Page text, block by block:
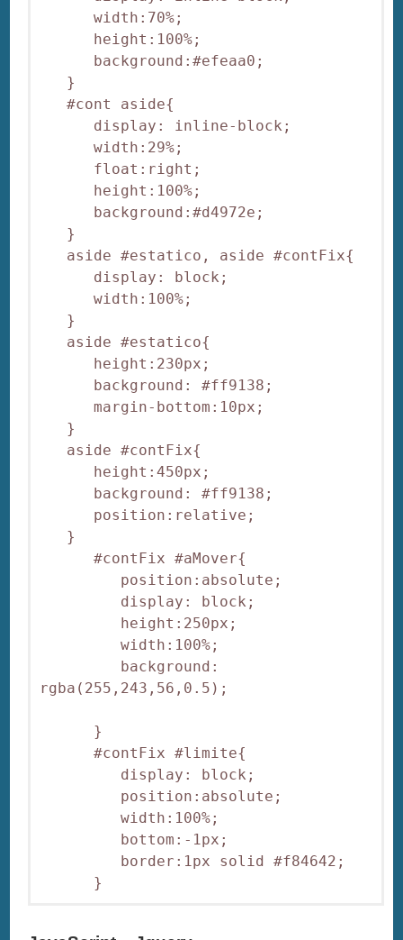
width:70%;
height:100%;
background:#efeaa0;
}
#cont aside{
display: inline-block;
width:29%;
float:right;
height:100%;
background:#d4972e;
}
aside #estatico, aside #contFix{
display: block;
width:100%;
}
aside #estatico{
height:230px;
background: #ff9138;
margin-bottom:10px;
}
aside #contFix{
height:450px;
background: #ff9138;
position:relative;
}
#contFix #aMover{
position:absolute;
display: block;
height:250px;
width:100%;
background:
rgba(255,243,56,0.5);
}
#contFix #limite{
display: block;
position:absolute;
width:100%;
bottom:-1px;
border:1px solid #f84642;